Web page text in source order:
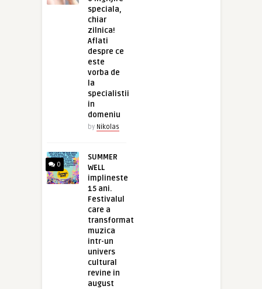
speciala,
chiar
zilnica!
Aflati
despre ce
este
vorba de
la
specialistii
in
domeniu
by Nikolas
0
SUMMER
WELL
implineste
15 ani.
Festivalul
care a
transformat
muzica
intr-un
univers
cultural
revine in
august